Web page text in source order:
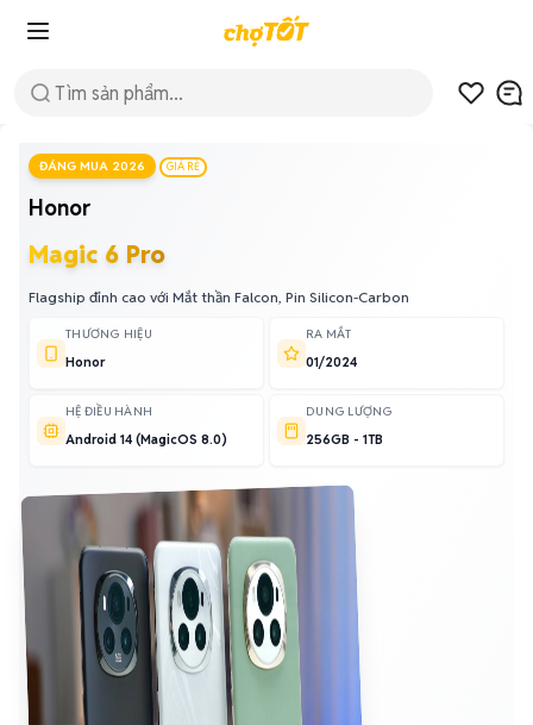
ĐÁNG MUA 2026 GIÁ RẺ
Honor
Magic 6 Pro
Flagship đỉnh cao với Mắt thần Falcon, Pin Silicon-Carbon
THƯƠNG HIỆU
Honor
RA MẮT
01/2024
HỆ ĐIỀU HÀNH
Android 14 (MagicOS 8.0)
DUNG LƯỢNG
256GB - 1TB